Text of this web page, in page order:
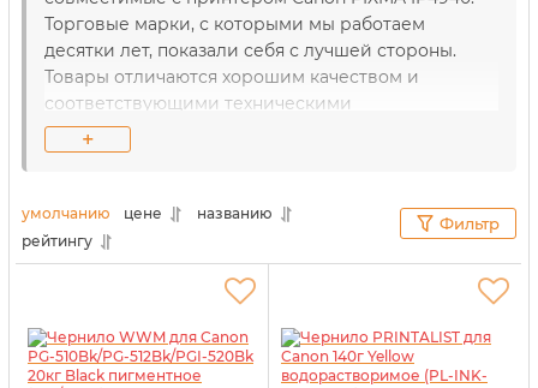
Торговые марки, с которыми мы работаем
десятки лет, показали себя с лучшей стороны.
Товары отличаются хорошим качеством и
соответствующими техническими
характеристиками. В течение длительного
использования рабочие детали как принтеров,
состоянии. Поэтому, чтобы печатать на
профессиональном уровне, не нужно платить
большие деньги.
+
умолчанию цене
названию
рейтингу
Фильтр